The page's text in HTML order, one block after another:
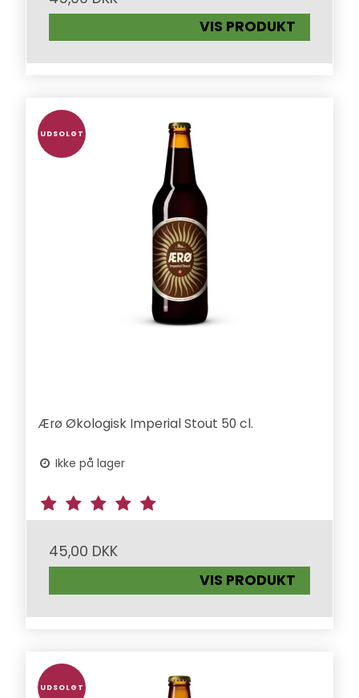
VIS PRODUKT
UDSOLGT
Ærø Økologisk Imperial Stout 50 cl.
Ikke på lager
45,00 DKK
VIS PRODUKT
UDSOLGT